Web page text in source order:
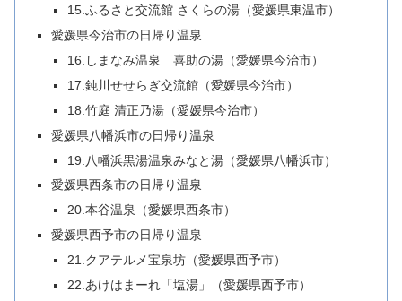
15.ふるさと交流館 さくらの湯（愛媛県東温市）
愛媛県今治市の日帰り温泉
16.しまなみ温泉 喜助の湯（愛媛県今治市）
17.鈍川せせらぎ交流館（愛媛県今治市）
18.竹庭 清正乃湯（愛媛県今治市）
愛媛県八幡浜市の日帰り温泉
19.八幡浜黒湯温泉みなと湯（愛媛県八幡浜市）
愛媛県西条市の日帰り温泉
20.本谷温泉（愛媛県西条市）
愛媛県西予市の日帰り温泉
21.クアテルメ宝泉坊（愛媛県西予市）
22.あけはまーれ「塩湯」（愛媛県西予市）